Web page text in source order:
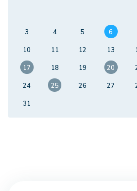
3
4 5 6
10
11 12 13
17
18 19 20
24
25 26 27
31